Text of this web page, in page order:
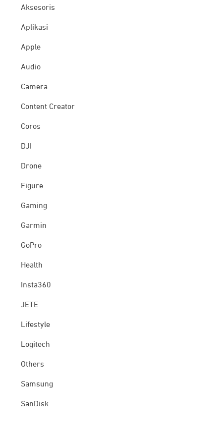
Aksesoris
Aplikasi
Apple
Audio
Camera
Content Creator
Coros
DJI
Drone
Figure
Gaming
Garmin
GoPro
Health
Insta360
JETE
Lifestyle
Logitech
Others
Samsung
SanDisk